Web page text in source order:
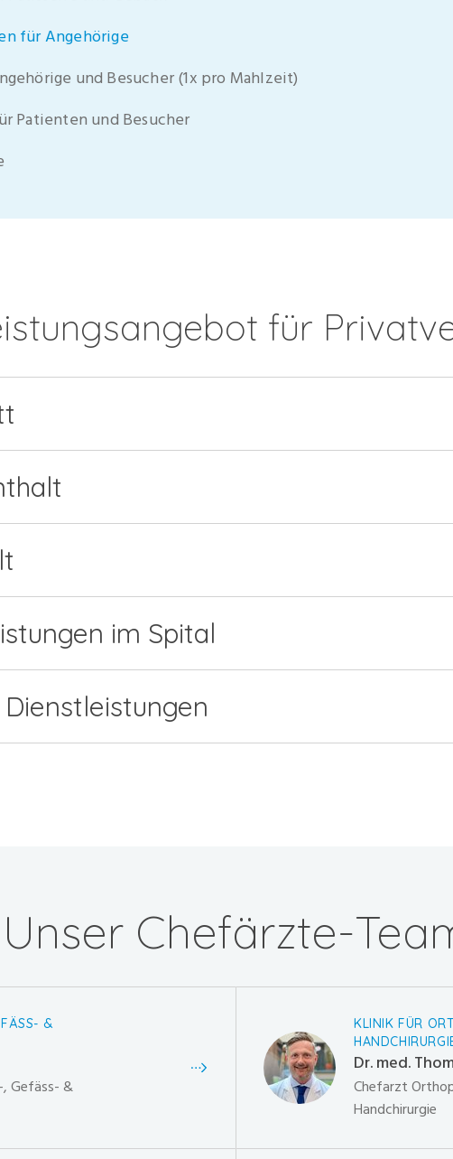
für Angehörige
und Besucher (1x pro Mahlzeit)
Patienten und Besucher
für
im Spital
Unser Chefärzte-
&
Gefäss- &
KLINIK FÜR
Dr. med.
Chefarzt
Handchirurgie